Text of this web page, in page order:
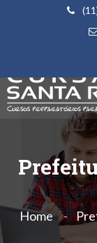
Home